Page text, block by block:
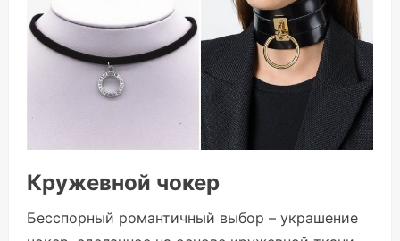
Кружевной чокер
Бесспорный романтичный выбор – украшение